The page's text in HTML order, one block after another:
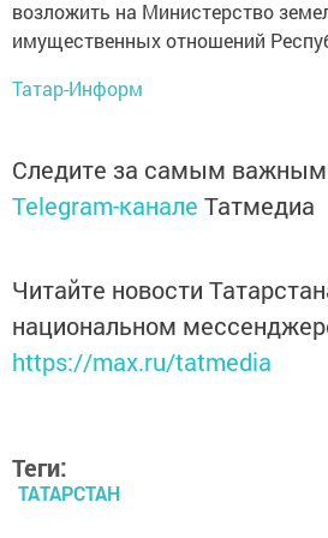
возложить на Министерство
имущественных отношений
Татар-Информ
Следите за самым
Telegram-канале Татмедиа
Читайте новости
национальном
https://max.ru/tatmedia
Теги:
ТАТАРСТАН